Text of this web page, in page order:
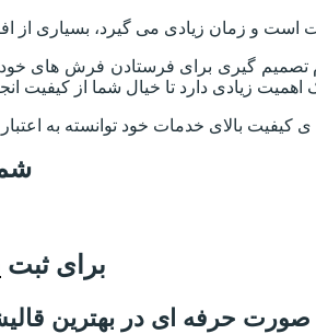
است و زمان زیادی می گیرد، بسیاری از
تصمیم گیری برای فرستادن فرش های خود
اهمیت زیادی دارد تا خیال شما از کیفیت
ی کیفیت بالای خدمات خود توانسته به
برای ثبت
حرفه ای در بهترین